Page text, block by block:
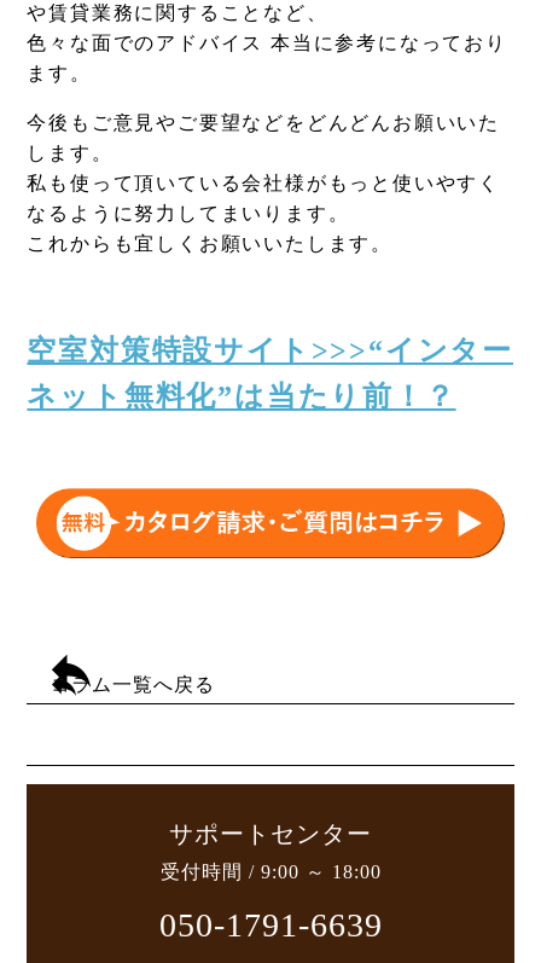
や賃貸業務に関することなど、
色々な面でのアドバイス 本当に参考になっており
ます。
今後もご意見やご要望などをどんどんお願いいた
します。
私も使って頂いている会社様がもっと使いやすく
なるように努力してまいります。
これからも宜しくお願いいたします。
空室対策特設サイト>>>“インター
ネット無料化”は当たり前！？
コラム一覧へ戻る
サポートセンター
受付時間 / 9:00 ～ 18:00
050-1791-6639